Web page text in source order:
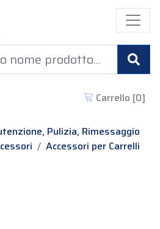
Carrello [0]
Pulizia, Rimessaggio
Accessori per Carrelli